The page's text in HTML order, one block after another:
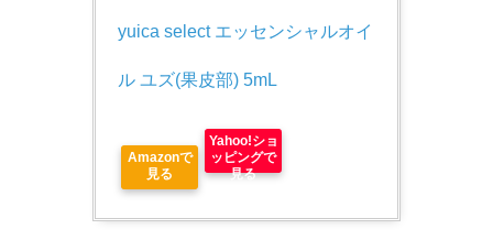
yuica select エッセンシャルオイ
ル ユズ(果皮部) 5mL
Amazonで
見る
Yahoo!ショ
ッピングで
見る